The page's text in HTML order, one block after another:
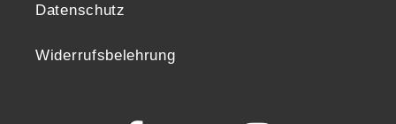
Datenschutz
Widerrufsbelehrung